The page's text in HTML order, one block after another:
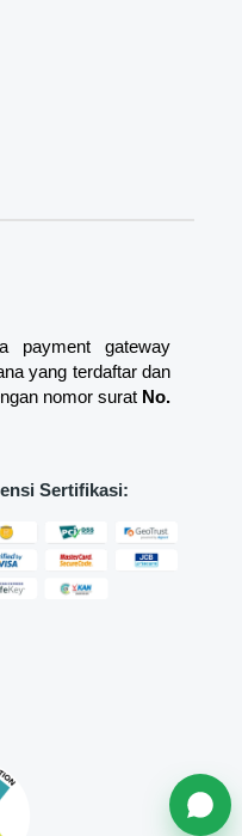
payment gateway
yang terdaftar dan
nomor surat No.
Sertifikasi: